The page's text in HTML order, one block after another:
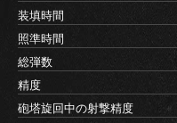
装填時間
照準時間
総弾数
精度
砲塔旋回中の射撃精度